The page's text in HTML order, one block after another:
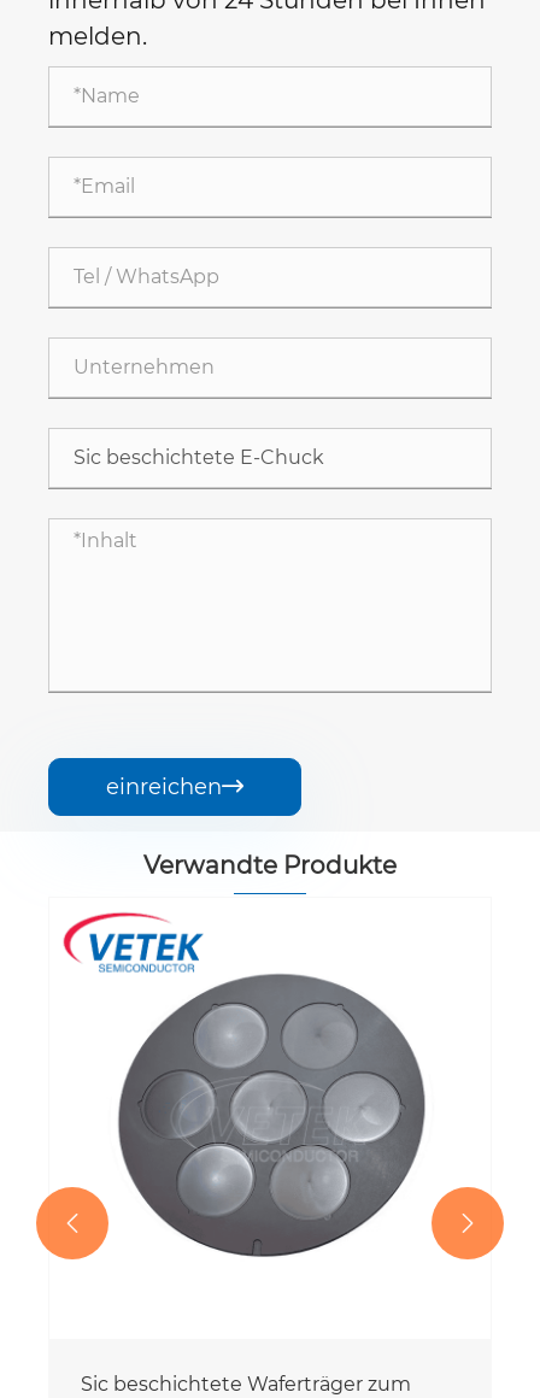
melden.
einreichen
Verwandte Produkte
Sic beschichtete Waferträger zum
 